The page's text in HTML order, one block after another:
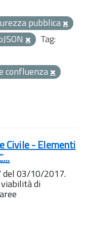
pubblica
Tag:
confluenza
Civile - Elementi
del 03/10/2017.
di